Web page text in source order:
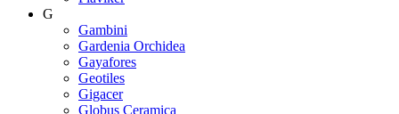
G
Gambini
Gardenia Orchidea
Gayafores
Geotiles
Gigacer
Globus Ceramica